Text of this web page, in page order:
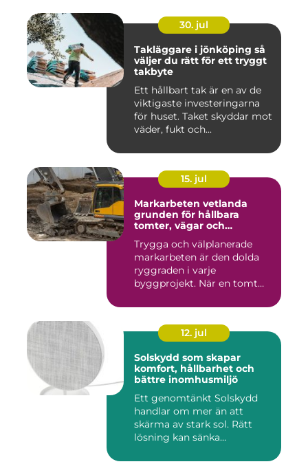
30. jul
Takläggare i jönköping så
väljer du rätt för ett tryggt
takbyte
Ett hållbart tak är en av de
viktigaste investeringarna
för huset. Taket skyddar mot
väder, fukt och...
15. jul
Markarbeten vetlanda
grunden för hållbara
tomter, vägar och
Trygga och välplanerade
markarbeten är den dolda
ryggraden i varje
byggprojekt. När en tomt
12. jul
Solskydd som skapar
komfort, hållbarhet och
bättre inomhusmiljö
Ett genomtänkt Solskydd
handlar om mer än att
skärma av stark sol. Rätt
lösning kan sänka